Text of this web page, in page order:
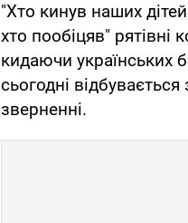
"Хто кинув наших
хто пообіцяв"
кидаючи українських
сьогодні
зверненні.